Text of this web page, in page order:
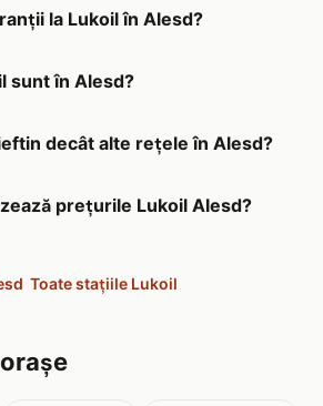
la Lukoil în Alesd?
sunt în Alesd?
decât alte rețele în Alesd?
prețurile Lukoil Alesd?
Toate stațiile Lukoil